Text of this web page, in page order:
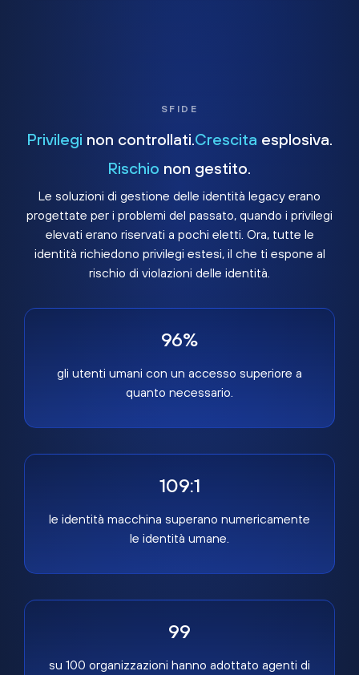
SFIDE
Privilegi non controllati. Crescita esplosiva.
Rischio non gestito.
Le soluzioni di gestione delle identità legacy erano
progettate per i problemi del passato, quando i privilegi
elevati erano riservati a pochi eletti. Ora, tutte le
identità richiedono privilegi estesi, il che ti espone al
rischio di violazioni delle identità.
96%
gli utenti umani con un accesso superiore a
quanto necessario.
109:1
le identità macchina superano numericamente
le identità umane.
99
su 100 organizzazioni hanno adottato agenti di